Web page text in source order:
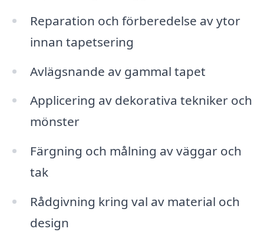
Reparation och förberedelse av ytor
innan tapetsering
Avlägsnande av gammal tapet
Applicering av dekorativa tekniker och
mönster
Färgning och målning av väggar och
tak
Rådgivning kring val av material och
design